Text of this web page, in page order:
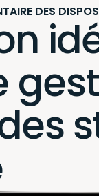
de matériel
de matériel
Éducation
Construction
DES